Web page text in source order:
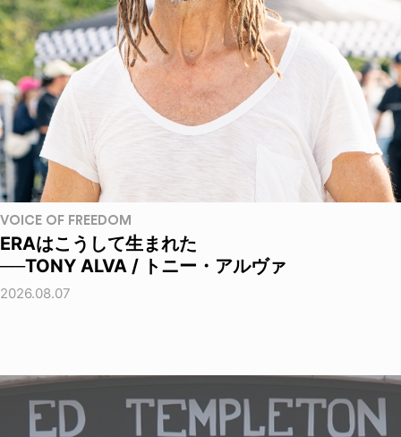
VOICE OF FREEDOM
ERAはこうして生まれた
──TONY ALVA / トニー・アルヴァ
2026.08.07